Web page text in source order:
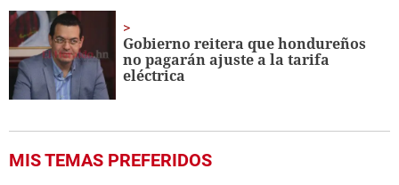
Gobierno reitera que hondureños
no pagarán ajuste a la tarifa
eléctrica
MIS TEMAS PREFERIDOS